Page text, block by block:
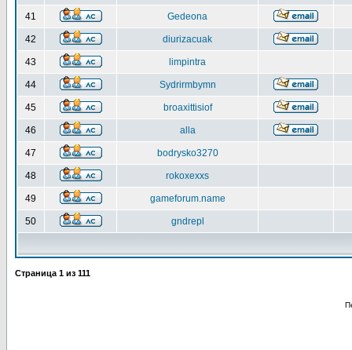
41 Gedeona
42 diurizacuak
43 limpintra
44 Sydrirmbymn
45 broaxittisiof
46 alla
47 bodrysko3270
48 rokoxexxs
49 gameforum.name
50 gndrepl
Страница 1 из 111